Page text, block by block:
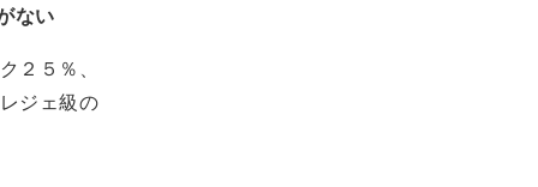
ない
２５％、
ジェ級の